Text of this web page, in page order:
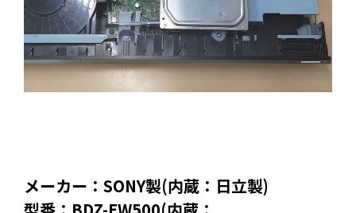
メーカー：SONY製(内蔵：日立製)